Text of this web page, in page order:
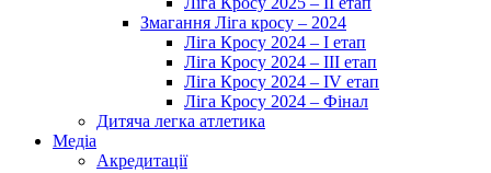
Змагання Ліга кросу – 2024
Ліга Кросу 2024 – I етап
Ліга Кросу 2024 – III етап
Ліга Кросу 2024 – IV етап
Ліга Кросу 2024 – Фінал
Дитяча легка атлетика
Медіа
Акредитації